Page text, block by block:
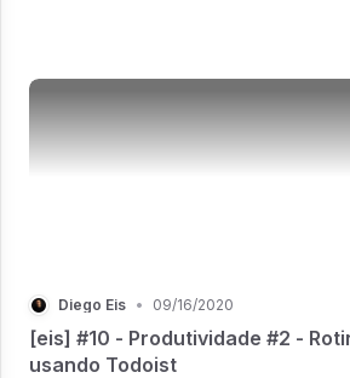
Diego Eis • 09/16/2020
[eis] #10 - Produtividade #2 -
usando Todoist